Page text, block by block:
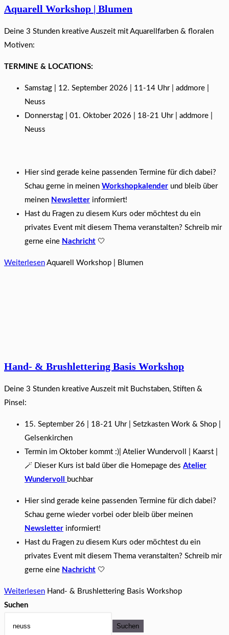
Aquarell Workshop | Blumen
Deine 3 Stunden kreative Auszeit mit Aquarellfarben & floralen
Motiven:
TERMINE & LOCATIONS:
Samstag | 12. September 2026 | 11-14 Uhr | addmore |
Neuss
Donnerstag | 01. Oktober 2026 | 18-21 Uhr | addmore |
Neuss
Hier sind gerade keine passenden Termine für dich dabei?
Schau gerne in meinen Workshopkalender und bleib über
meinen Newsletter informiert!
Hast du Fragen zu diesem Kurs oder möchtest du ein
privates Event mit diesem Thema veranstalten? Schreib mir
gerne eine Nachricht 🤍
Weiterlesen Aquarell Workshop | Blumen
Hand- & Brushlettering Basis Workshop
Deine 3 Stunden kreative Auszeit mit Buchstaben, Stiften &
Pinsel:
15. September 26 | 18-21 Uhr | Setzkasten Work & Shop |
Gelsenkirchen
Termin im Oktober kommt :)| Atelier Wundervoll | Kaarst |
🪄 Dieser Kurs ist bald über die Homepage des Atelier
Wundervoll
buchbar
Hier sind gerade keine passenden Termine für dich dabei?
Schau gerne wieder vorbei oder bleib über meinen
Newsletter informiert!
Hast du Fragen zu diesem Kurs oder möchtest du ein
privates Event mit diesem Thema veranstalten? Schreib mir
gerne eine Nachricht 🤍
Weiterlesen Hand- & Brushlettering Basis Workshop
Suchen
Suchen